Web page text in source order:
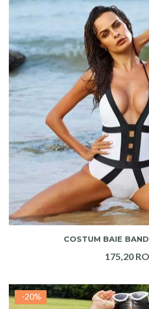
ADAUGA IN
COSTUM BAIE
175,20
-20%